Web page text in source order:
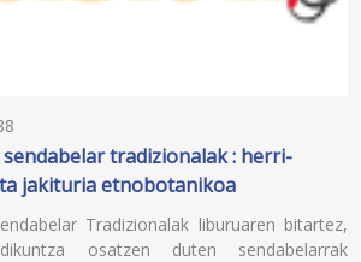
tradizionalak : herri-
jakituria etnobotanikoa
Tradizionalak liburuaren bitartez,
osatzen duten sendabelarrak